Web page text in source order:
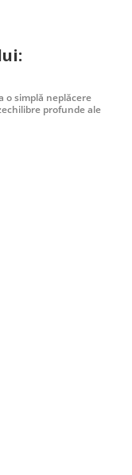
o simplă neplăcere
profunde ale